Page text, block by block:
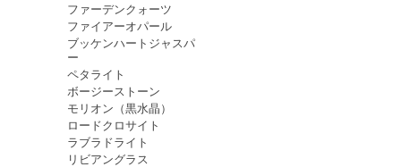
ファーデンクォーツ
ファイアーオパール
ブッケンハートジャスパ
ー
ペタライト
ボージーストーン
モリオン（黒水晶）
ロードクロサイト
ラブラドライト
リビアングラス